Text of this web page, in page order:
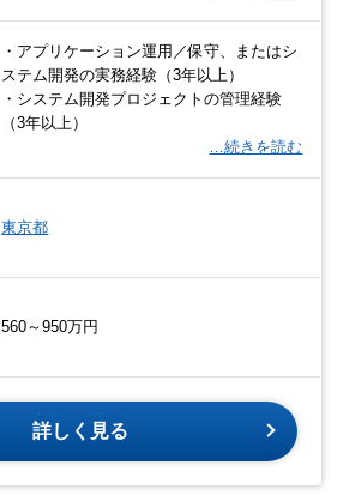
・アプリケーション運用／保守、またはシ
ステム開発の実務経験（3年以上）
・システム開発プロジェクトの管理経験
（3年以上）
…続きを読む
東京都
560～950万円
詳しく見る